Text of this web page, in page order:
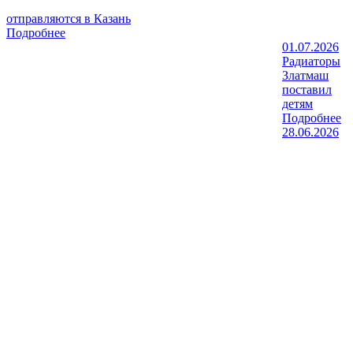
отправляются в Казань
Подробнее
01.07.2026
Радиаторы
Златмаш
поставил
детям
Подробнее
28.06.2026